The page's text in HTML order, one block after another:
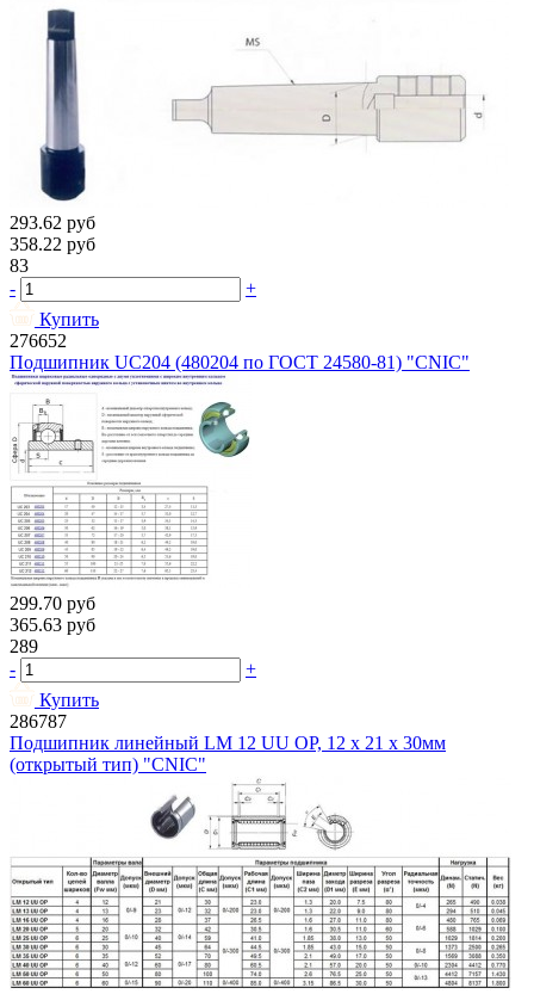
293.62 руб
358.22 руб
83
-
+
Купить
276652
Подшипник UC204 (480204 по ГОСТ 24580-81) "CNIC"
299.70 руб
365.63 руб
289
-
+
Купить
286787
Подшипник линейный LM 12 UU OP, 12 х 21 х 30мм
(открытый тип) "CNIC"